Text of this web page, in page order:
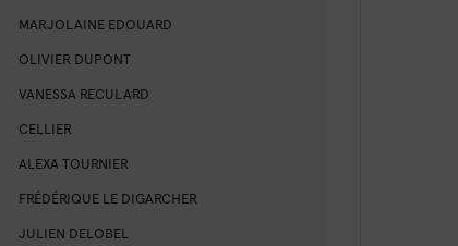
MARJOLAINE EDOUARD
OLIVIER DUPONT
VANESSA RECULARD
CELLIER
ALEXA TOURNIER
FRÉDÉRIQUE LE DIGARCHER
JULIEN DELOBEL